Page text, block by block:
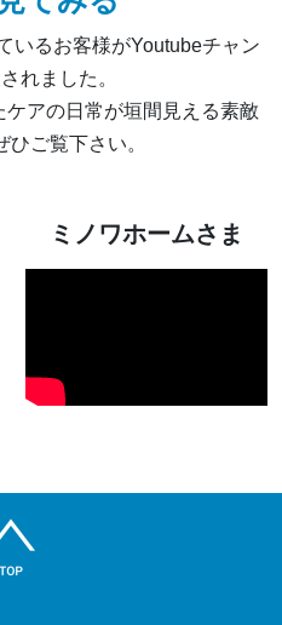
いるお客様がYoutubeチャン
れました。
ケアの日常が垣間見える素敵
ひご覧下さい。
ミノワホームさま